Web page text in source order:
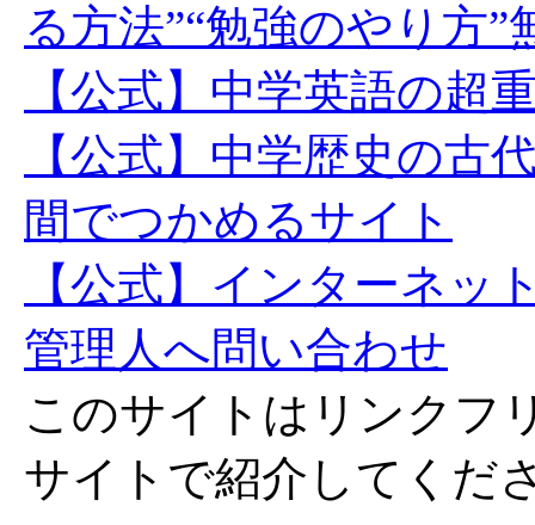
る方法”“勉強のやり方”
【公式】中学英語の超
【公式】中学歴史の古
間でつかめるサイト
【公式】インターネッ
管理人へ問い合わせ
このサイトはリンクフ
サイトで紹介してくだ